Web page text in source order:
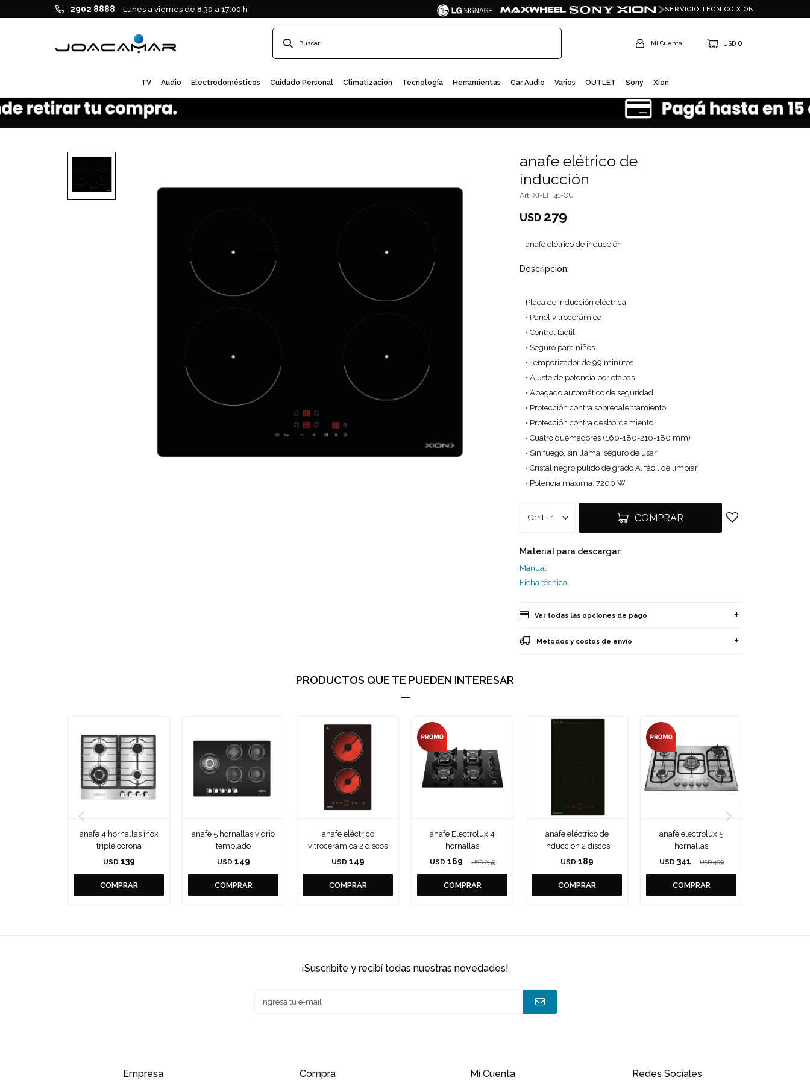
TV Audio Electrodomésticos Cuidado Personal Climatización Tecnología Herramientas Car Audio Varios OUTLET Sony Xion
USD 0
2902 8888 Lunes a viernes de 8:30 a 17:00 h SERVICIO TECNICO XION
anafe elétrico de
inducción
XI-EHI41-CU
USD 279
anafe elétrico de inducción
Descripción:
Placa de inducción eléctrica
• Panel vitrocerámico
• Control táctil
• Seguro para niños
• Temporizador de 99 minutos
• Ajuste de potencia por etapas
• Apagado automático de seguridad
• Protección contra sobrecalentamiento
• Protección contra desbordamiento
• Cuatro quemadores (160-180-210-180 mm)
• Sin fuego, sin llama, seguro de usar
• Cristal negro pulido de grado A, fácil de limpiar
• Potencia máxima: 7200 W
1 COMPRAR
Material para descargar:
Manual
Ficha técnica
Ver todas las opciones de pago
Métodos y costos de envío
PRODUCTOS QUE TE PUEDEN INTERESAR
anafe 4 hornallas inox
triple corona
USD 139
anafe 5 hornallas vidrio
templado
USD 149
anafe eléctrico
vitrocerámica 2 discos
USD 149
anafe Electrolux 4
hornallas
USD 169 USD 259
anafe eléctrico de
inducción 2 discos
USD 189
anafe electrolux 5
hornallas
USD 341 USD 409
Redes Sociales
Empresa Compra Mi Cuenta
¡suscribite y recibí todas nuestras novedades!